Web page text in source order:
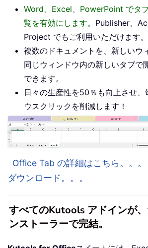
Word、Excel、PowerPoint でタ
覧を有効にします。 Publisher、
Project でもご利用いただけます。
複数のドキュメントを、新しいウ
同じウィンドウ内の新しいタブで
できます。
日々の生産性を50％も向上させ、
ウスクリックを削減します！
Office Tab の詳細はこちら。。。
ダウンロード。。。
すべてのKutools アドインが
ンストーラーで完結。